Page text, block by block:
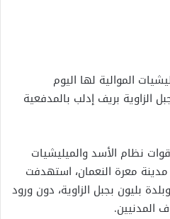
الموالية لها اليوم
بريف إدلب بالمدفعية
نظام الأسد والميليشيات
مدينة معرة النعمان، استهدفت
بليون بجبل الزاوية، دون ورود
المدنيين.